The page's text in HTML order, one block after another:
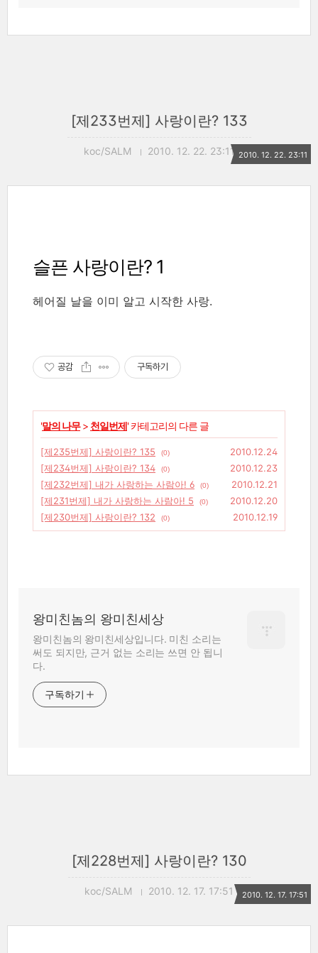
[제233번제] 사랑이란? 133
koc/SALM 2010. 12. 22. 23:11 2010. 12. 22. 23:11
슬픈 사랑이란? 1
헤어질 날을 이미 알고 시작한 사랑.
공감 구독하기
'말의 나무> 천일번제' 카테고리의 다른 글
[제235번제] 사랑이란? 135 (0)
2010.12.24
[제234번제] 사랑이란? 134
(0)
2010.12.23
[제232번제] 내가 사랑하는 사람아! 6
(0)
2010.12.21
[제231번제] 내가 사랑하는 사람아! 5
(0)
2010.12.20
[제230번제] 사랑이란? 132
(0) 2010.12.19
왕미친놈의 왕미친세상
왕미친놈의 왕미친세상입니다. 미친 소리는
써도 되지만, 근거 없는 소리는 쓰면 안 됩니
다.
구독하기
[제228번제] 사랑이란? 130
koc/SALM 2010. 12. 17. 17:51 2010. 12. 17. 17:51